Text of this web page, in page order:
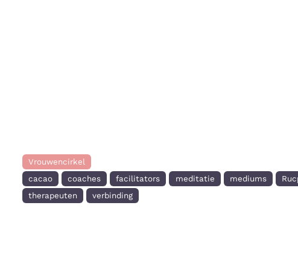
Vrouwencirkel
cacao
coaches facilitators meditatie mediums
therapeuten
verbinding